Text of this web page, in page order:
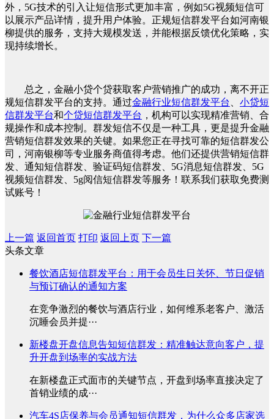
外，5G技术的引入让短信形式更加丰富，例如5G视频短信可
以展示产品详情，提升用户体验。正规短信群发平台如河南银
柳提供的服务，支持大规模发送，并能根据反馈优化策略，实
现持续增长。
总之，金融小贷个贷获取客户营销推广的成功，离不开正
规短信群发平台的支持。通过金融行业短信群发平台
小贷短
信群发平台和个贷短信群发平台 ，机构可以实现精准营销、合
规操作和成本控制。群发短信不仅是一种工具，更是提升金融
营销短信群发效果的关键。如果您正在寻找可靠的短信群发公
司，河南银柳等专业服务商值得考虑。他们还提供营销短信群
发、通知短信群发、验证码短信群发、5G消息短信群发、5G
视频短信群发、5g阅信短信群发等服务！联系我们获取免费测
试账号！
上一篇 返回首页 打印 返回上页 下一篇
头条文章
餐饮酒店短信群发平台：用于会员生日关怀、节日促销
与预订确认的通知方案
在竞争激烈的餐饮与酒店行业，如何维系老客户、激活
沉睡会员并提···
新楼盘开盘信息告知短信群发：精准触达意向客户，提
升开盘到场率的实战方法
在新楼盘正式面市的关键节点，开盘到场率直接决定了
首销业绩的成···
汽车4S店保养与会员通知短信群发，为什么众多店家选